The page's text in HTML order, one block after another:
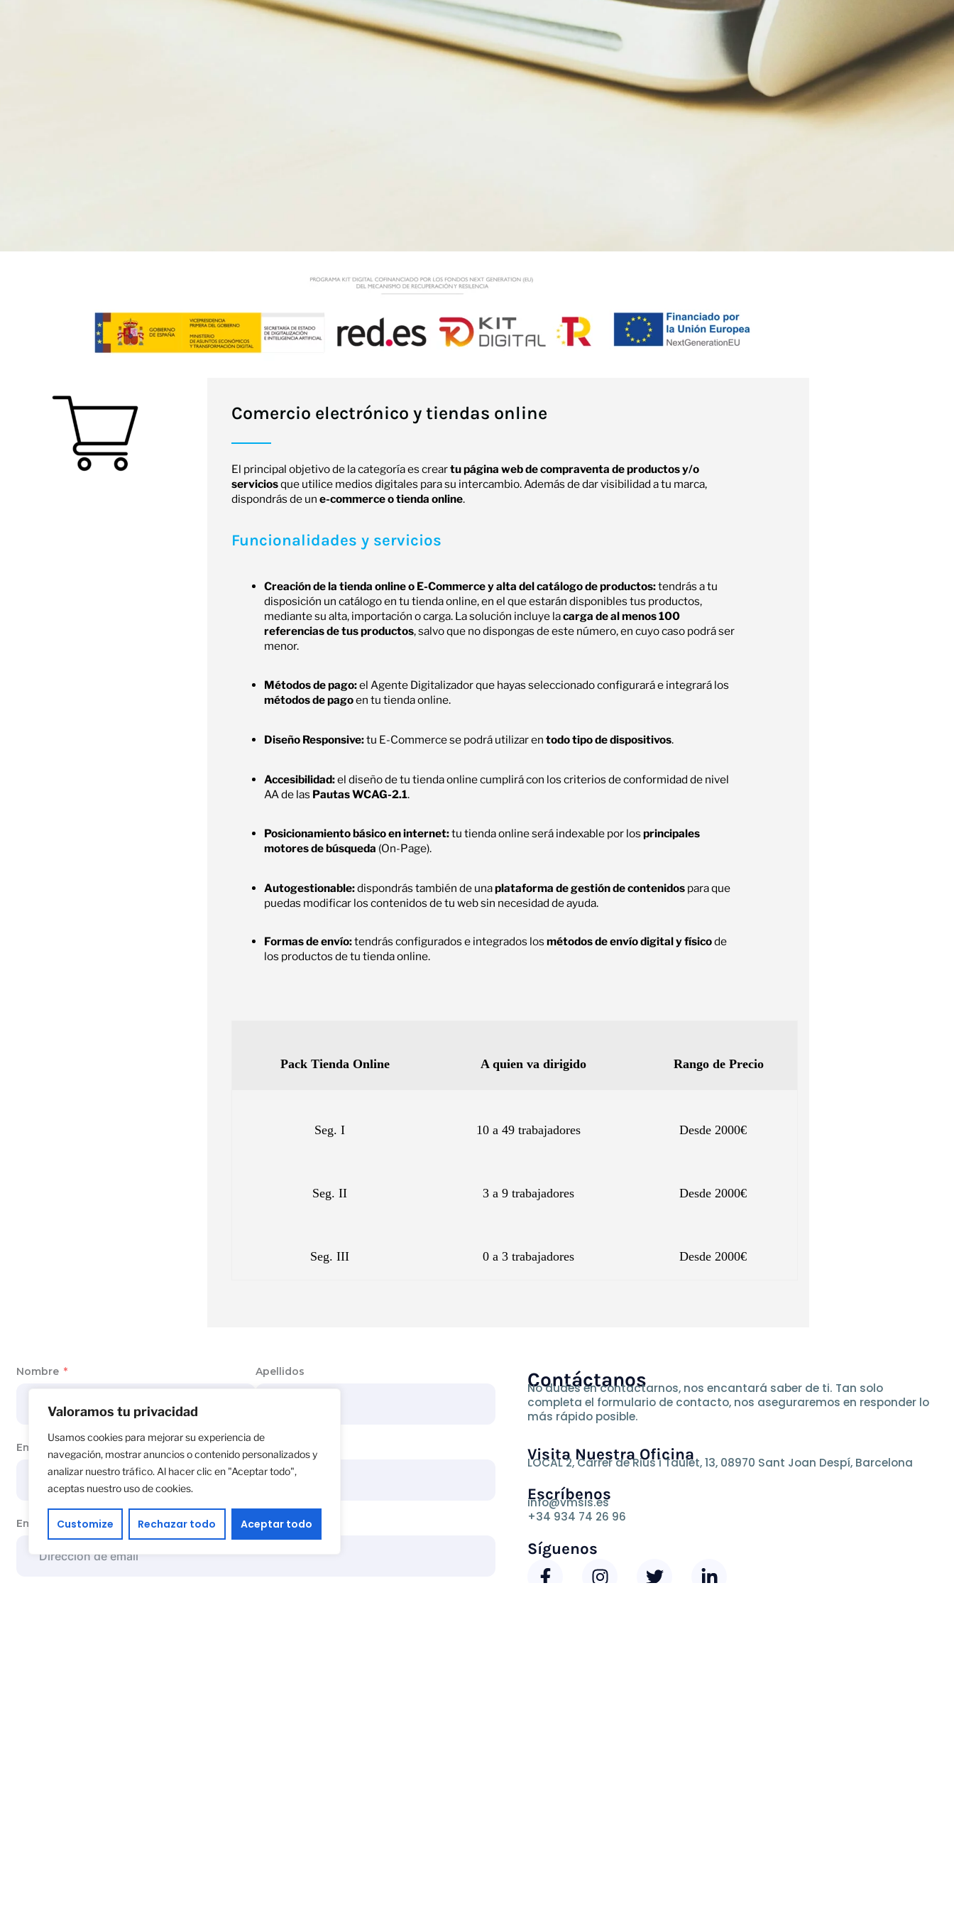
Valoramos tu privacidad
Usamos cookies para mejorar su experiencia de
navegación, mostrar anuncios o contenido personalizados y
analizar nuestro tráfico. Al hacer clic en "Aceptar todo",
aceptas nuestro uso de cookies.
Customize Rechazar todo Aceptar todo
Comercio electrónico y tiendas online
El principal objetivo de la categoría es creartu página web de compraventa de productos y/o
serviciosque utilice medios digitales para su intercambio. Además de dar visibilidad a tu marca,
dispondrás de une-commerce o tienda online.
Funcionalidades y servicios
Creación de la tienda online o E-Commerce y alta del catálogo de productos:tendrás a tu
disposición un catálogo en tu tienda online, en el que estarán disponibles tus productos,
mediante su alta, importación o carga. La solución incluye lacarga de al menos 100
referencias de tus productos, salvo que no dispongas de este número, en cuyo caso podrá ser
menor.
Métodos de pago:el Agente Digitalizador que hayas seleccionado configurará e integrará los
métodos de pagoen tu tienda online.
Diseño Responsive:tu E-Commerce se podrá utilizar entodo tipo de dispositivos.
Accesibilidad:el diseño de tu tienda online cumplirá con los criterios de conformidad de nivel
AA de las Pautas WCAG-2.1.
Posicionamiento básico en internet:tu tienda online será indexable por losprincipales
motores de búsqueda (On-Page).
Autogestionable:dispondrás también de unaplataforma de gestión de contenidos para que
puedas modificar los contenidos de tu web sin necesidad de ayuda.
Formas de envío:tendrás configurados e integrados losmétodos de envío digital y físicode
los productos de tu tienda online.
Pack Tienda Online A quien va dirigido Rango de Precio
Seg. I 10 a 49 trabajadores Desde 2000€
Seg. II 3 a 9 trabajadores Desde 2000€
Seg. III 0 a 3 trabajadores Desde 2000€
Nombre Apellidos
Empresa
Email
Contáctanos
No dudes en contactarnos, nos encantará saber de ti. Tan solo
completa el formulario de contacto, nos aseguraremos en responder lo
más rápido posible.
Visita Nuestra Oficina
LOCAL 2, Carrer de Rius i Taulet, 13, 08970 Sant Joan Despí, Barcelona
Escríbenos
info@vmsis.es
+34 934 74 26 96
Síguenos
F
a
I
n
T
w
i